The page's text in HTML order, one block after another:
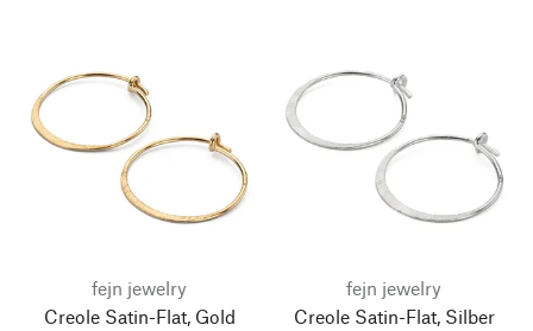
fejn jewelry
Creole Satin-Flat, Gold
fejn jewelry
Creole Satin-Flat, Silber